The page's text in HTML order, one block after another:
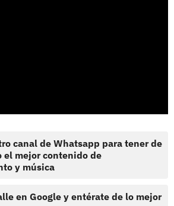
canal de Whatsapp para tener de
el mejor contenido de
y música
en Google y entérate de lo mejor